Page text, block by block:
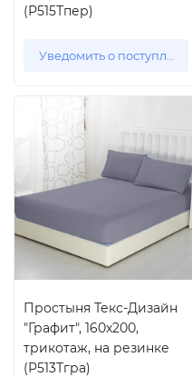
(Р515Тпер)
Уведомить о поступлении
Простыня Текс-Дизайн
"Графит", 160x200,
трикотаж, на резинке
(Р513Тгра)